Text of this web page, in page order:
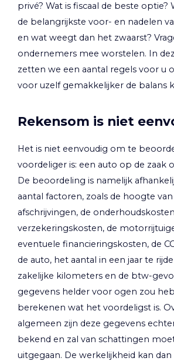
privé? Wat is fiscaal de beste optie?
de belangrijkste voor- en nadelen
en wat weegt dan het zwaarst?
ondernemers mee worstelen. In
zetten we een aantal regels voor u
voor uzelf gemakkelijker de balans
Rekensom is niet
Het is niet eenvoudig om te
voordeliger is: een auto op de zaak
De beoordeling is namelijk
aantal factoren, zoals de hoogte van
afschrijvingen, de
verzekeringskosten, de
eventuele financieringskosten, de
de auto, het aantal in een jaar te
zakelijke kilometers en de btw-
gegevens helder voor ogen zou
berekenen wat het voordeligst is.
algemeen zijn deze gegevens
bekend en zal van schattingen
uitgegaan. De werkelijkheid kan dan